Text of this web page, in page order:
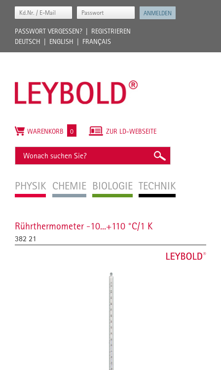
PASSWORT VERGESSEN?
REGISTRIEREN
DEUTSCH
ENGLISH FRANÇAIS
PHYSIK CHEMIE BIOLOGIE TECHNIK
ZUR LD-WEBSEITE
WARENKORB 0
Rührthermometer -10...+110 °C/1 K
382 21